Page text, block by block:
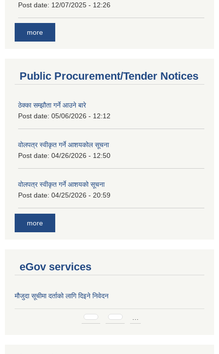
Post date: 12/07/2025 - 12:26
more
Public Procurement/Tender Notices
ठेक्का सम्झौता गर्ने आउने बारे
Post date: 05/06/2026 - 12:12
वोलपत्र स्वीकृत गर्ने आशयकोल सूचना
Post date: 04/26/2026 - 12:50
वोलपत्र स्वीकृत गर्ने आशयको सूचना
Post date: 04/25/2026 - 20:59
more
eGov services
मौजुदा सूचीमा दर्ताको लागि दिइने निवेदन